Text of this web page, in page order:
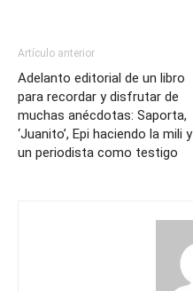
Artículo anterior
Adelanto editorial de un libro
para recordar y disfrutar de
muchas anécdotas: Saporta,
‘Juanito’, Epi haciendo la mili y
un periodista como testigo